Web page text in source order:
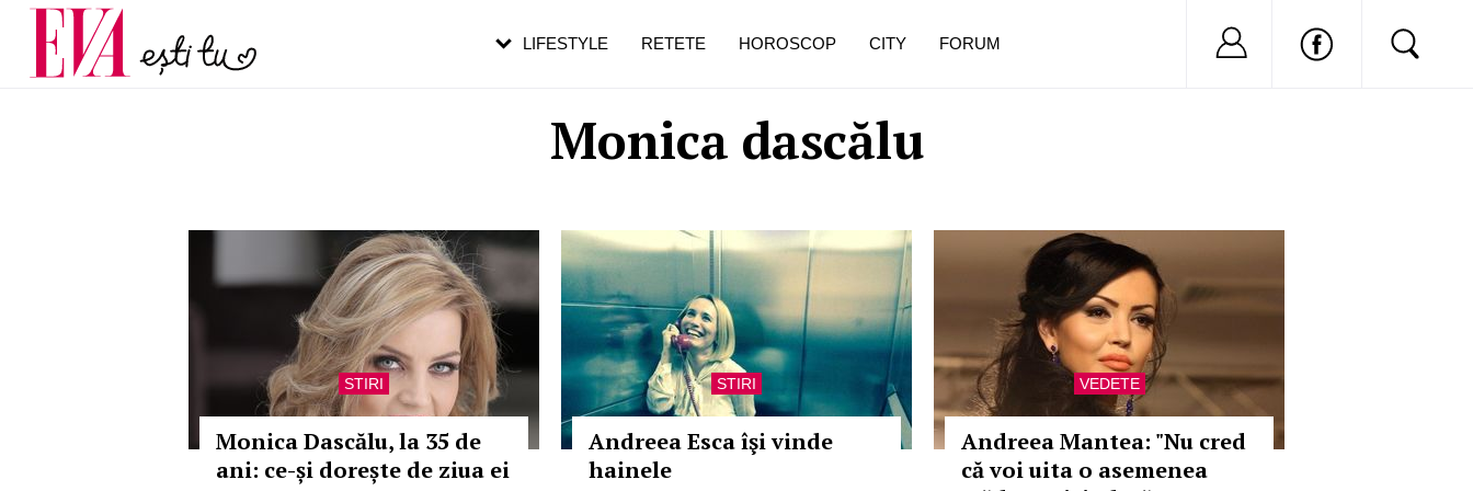
Monica dascălu
STIRI
Monica Dascălu, la 35 de
ani: ce-și dorește de ziua ei
STIRI
Andreea Esca îşi vinde
hainele
VEDETE
Andreea Mantea: "Nu cred
că voi uita o asemenea
LIFESTYLE RETETE HOROSCOP CITY FORUM Nu ai cont?
Carieră
Actualitate
pe măsură ce înaintezi în vârstă
de dureroasă este investigația